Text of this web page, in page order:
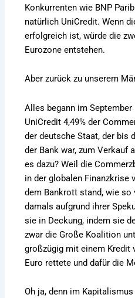
Konkurrenten wie BNP
natürlich UniCredit. Wenn
erfolgreich ist, würde die
Eurozone entstehen.
Aber zurück zu unserem
Alles begann im
UniCredit 4,49% der
der deutsche Staat, der bis
der Bank war, zum Verkauf
es dazu? Weil die
in der globalen Finanzkrise
dem Bankrott stand, wie so
damals aufgrund ihrer
sie in Deckung, indem sie
zwar die Große Koalition
großzügig mit einem Kredit
Euro rettete und dafür die
Oh ja, denn im